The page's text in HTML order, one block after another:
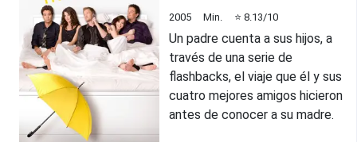
2005 Min. ⭐ 8.13/10
Un padre cuenta a sus hijos, a
través de una serie de
flashbacks, el viaje que él y sus
cuatro mejores amigos hicieron
antes de conocer a su madre.